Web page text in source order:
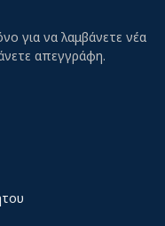
για να λαμβάνετε νέα
απεγγράφη.